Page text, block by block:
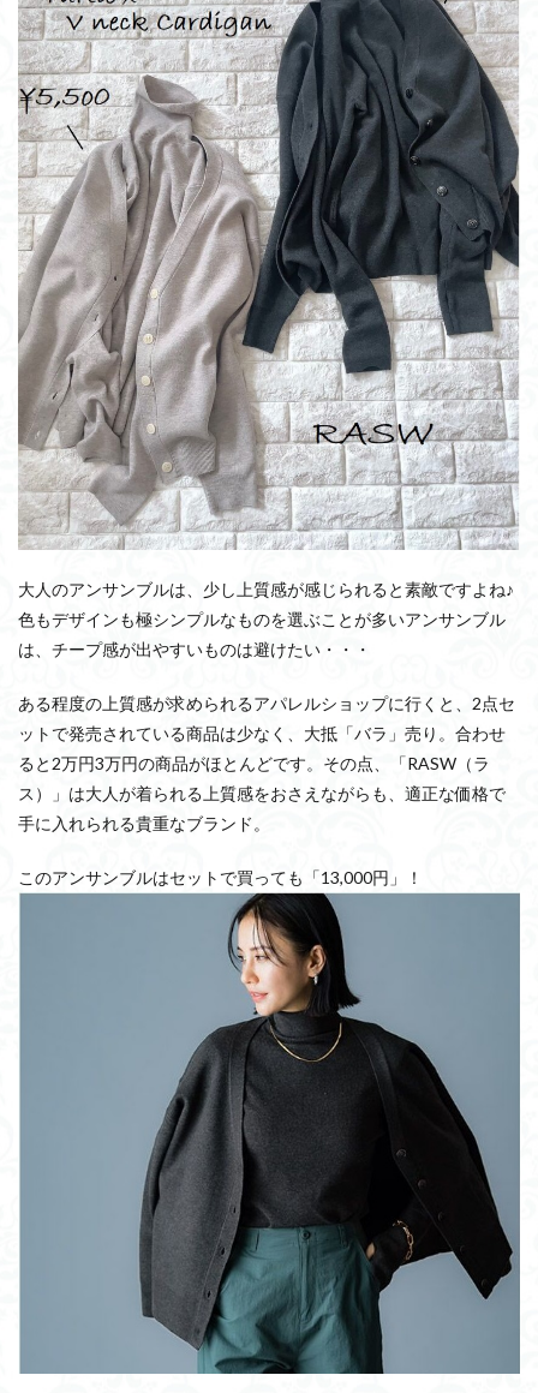
大人のアンサンブルは、少し上質感が感じられると素敵ですよね♪
色もデザインも極シンプルなものを選ぶことが多いアンサンブル
は、チープ感が出やすいものは避けたい・・・
ある程度の上質感が求められるアパレルショップに行くと、2点セ
ットで発売されている商品は少なく、大抵「バラ」売り。合わせ
ると2万円3万円の商品がほとんどです。その点、「RASW（ラ
ス）」は大人が着られる上質感をおさえながらも、適正な価格で
手に入れられる貴重なブランド。
このアンサンブルはセットで買っても「13,000円」！